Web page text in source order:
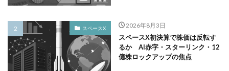
スペースX 2026年8月3日
スペースX初決算で株価は反転す
るか AI赤字・スターリンク・12
億株ロックアップの焦点